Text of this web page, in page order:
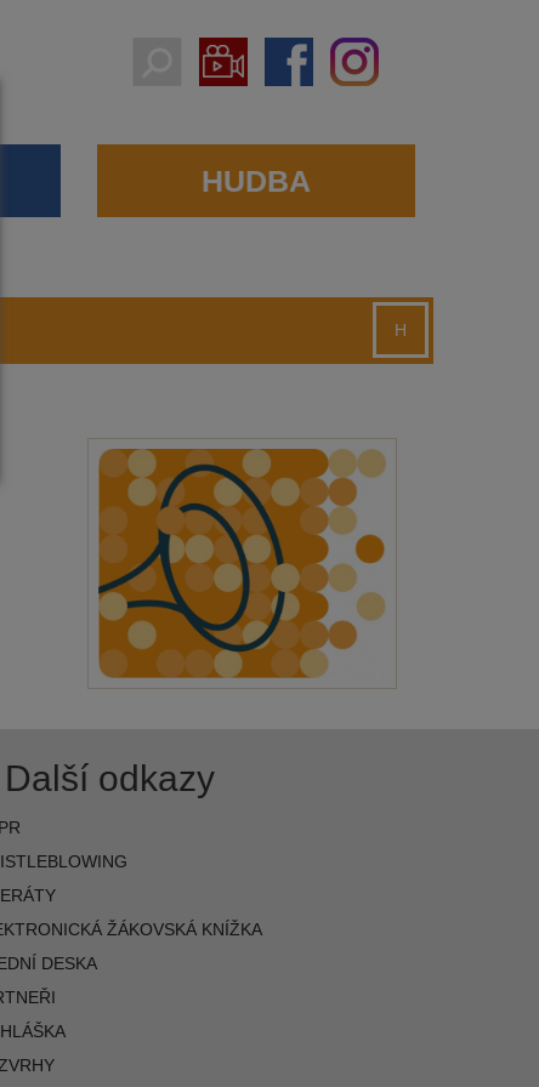
HUDBA
H
Další odkazy
ŽÁKOVSKÁ KNÍŽKA
DESKA